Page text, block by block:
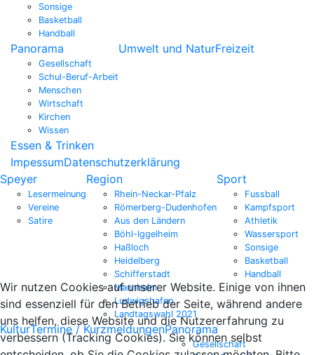
Sonsige
Basketball
Handball
Panorama
Gesellschaft
Schul-Beruf-Arbeit
Menschen
Wirtschaft
Kirchen
Wissen
Umwelt und NaturFreizeit
Essen & Trinken
ImpessumDatenschutzerklärung
Speyer
Lesermeinung
Vereine
Satire
Region
Rhein-Neckar-Pfalz
Römerberg-Dudenhofen
Aus den Ländern
Böhl-Iggelheim
Haßloch
Heidelberg
Schifferstadt
Mannheim
Ludwigshafen
Landtagswahl 2021
Sport
Fussball
Kampfsport
Athletik
Wassersport
Sonsige
Basketball
Handball
KulturTermine / KurzmeldungenPanorama
Gesellschaft
Wir nutzen Cookies auf unserer Website. Einige von ihnen
sind essenziell für den Betrieb der Seite, während andere
uns helfen, diese Website und die Nutzererfahrung zu
verbessern (Tracking Cookies). Sie können selbst